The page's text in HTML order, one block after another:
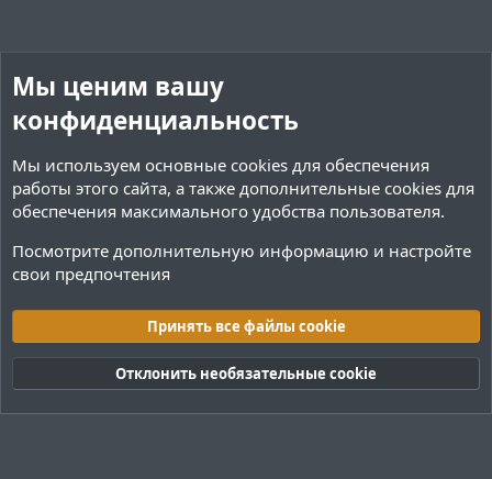
Cookies Тёмная (2020)
Русский (RU)
Обратная связь
Условия и правила
Политика конфиденциальности
Помощь
R
Мы ценим вашу
конфиденциальность
Мы используем основные cookies для обеспечения
работы этого сайта, а также дополнительные cookies для
обеспечения максимального удобства пользователя.
Посмотрите дополнительную информацию и настройте
свои предпочтения
Принять все файлы cookie
Отклонить необязательные cookie